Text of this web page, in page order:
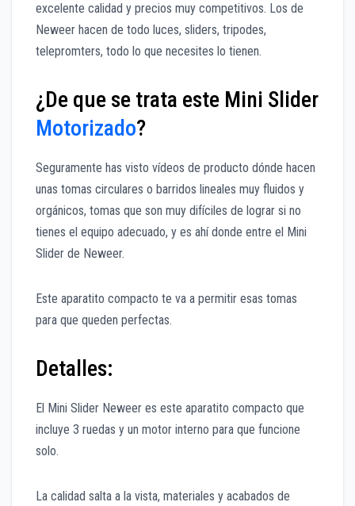
excelente calidad y precios muy competitivos. Los de
Neweer hacen de todo luces, sliders, tripodes,
telepromters, todo lo que necesites lo tienen.
¿De que se trata este Mini Slider
Motorizado?
Seguramente has visto vídeos de producto dónde hacen
unas tomas circulares o barridos lineales muy fluidos y
orgánicos, tomas que son muy difíciles de lograr si no
tienes el equipo adecuado, y es ahí donde entre el Mini
Slider de Neweer.
Este aparatito compacto te va a permitir esas tomas
para que queden perfectas.
Detalles:
El Mini Slider Neweer es este aparatito compacto que
incluye 3 ruedas y un motor interno para que funcione
solo.
La calidad salta a la vista, materiales y acabados de